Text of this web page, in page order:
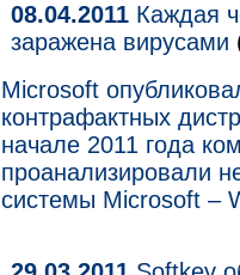
08.04.2011 Каждая
заражена вирусами
Microsoft
контрафактных
начале 2011 года
проанализировали
системы Microsoft –